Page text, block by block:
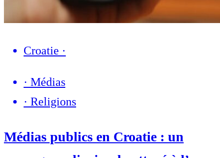
Croatie ·
· Médias
· Religions
Médias publics en Croatie : un